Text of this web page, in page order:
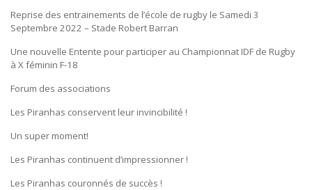
Reprise des entrainements de l’école de rugby le Samedi 3
Septembre 2022 – Stade Robert Barran
Une nouvelle Entente pour participer au Championnat IDF de Rugby
à X féminin F-18
Forum des associations
Les Piranhas conservent leur invincibilité !
Un super moment!
Les Piranhas continuent d’impressionner !
Les Piranhas couronnés de succès !